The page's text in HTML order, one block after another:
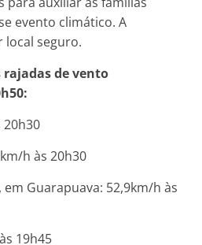
evento climático. A
seguro.
de vento
20h30
h às 20h30
Guarapuava: 52,9km/h às
19h45